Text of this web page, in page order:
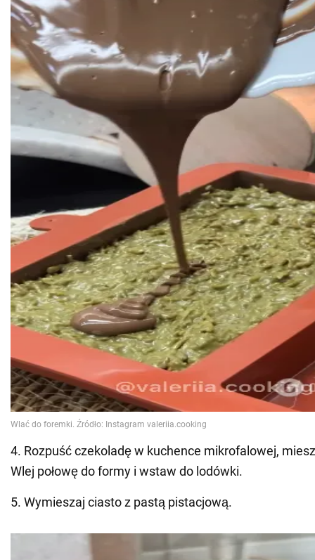
4. Rozpuść czekoladę w kuchence mikrofalowej,
Wlej połowę do formy i wstaw do lodówki.
5. Wymieszaj ciasto z pastą pistacjową.